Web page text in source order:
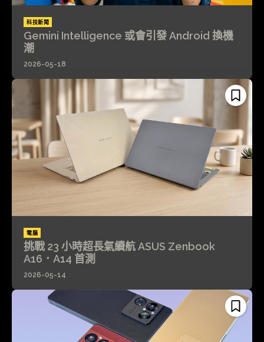
科技新聞
Gemini Intelligence 或會引發 Android 換機
潮
2026-05-18
電腦
挑戰 23 小時超長氣續航 ASUS Zenbook
A16．A14 首測
2026-05-14